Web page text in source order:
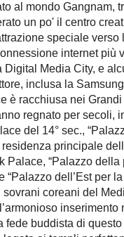
al mondo Gangnam,
un po' il centro
speciale
internet più
Digital Media City, e
inclusa la
è racchiusa nei
regnato per secoli,
del 14° sec.,
residenza principale
Palace, “Palazzo della
“Palazzo dell’Est per
sovrani coreani del
inserimento
buddista di questo